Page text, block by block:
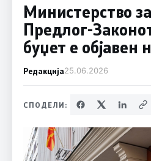
Министерство
Предлог-
буџет е објавен
Редакција25.06.2026
СПОДЕЛИ: